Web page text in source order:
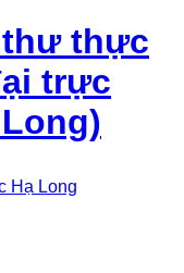
thực
trực
Hạ Long